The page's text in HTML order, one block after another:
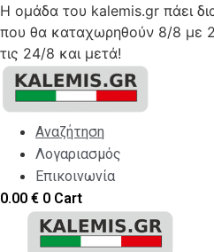
Η ομάδα του kalemis.gr πάει
που θα καταχωρηθούν 8/8 με
τις 24/8 και μετά!
Skip
content
Αναζήτηση
Λογαριασμός
Επικοινωνία
0.00 € 0 Cart